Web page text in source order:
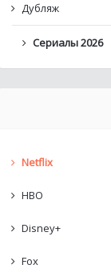
Дубляж
Сериалы 2026
Netflix
HBO
Disney+
Fox